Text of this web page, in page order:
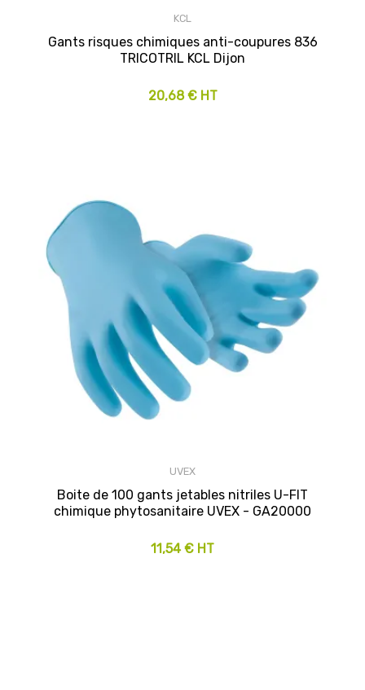
KCL
Gants risques chimiques anti-coupures 836
TRICOTRIL KCL Dijon
20,68 € HT
UVEX
Boite de 100 gants jetables nitriles U-FIT
chimique phytosanitaire UVEX - GA20000
11,54 € HT